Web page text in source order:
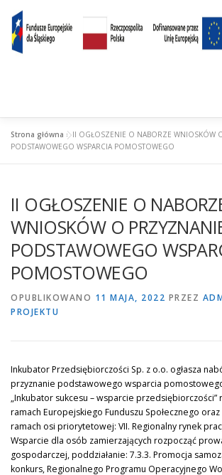
treści
treści
SIŁA KOMPETENCJI LOKALNIE
WYNAJEM PROWADZENIE
WIRTUALNE BIURO FUNDUSZ
FIRMY W INKUBATORZE O
Strona główna »II OGŁOSZENIE O NABORZE WNIOSKÓW
PODSTAWOWEGO WSPARCIA POMOSTOWEGO
II OGŁOSZENIE O
WNIOSKÓW O
PODSTAWOWEGO
POMOSTOWEGO
OPUBLIKOWANO 11 MAJA, 2022 PRZEZ
PROJEKTU
Inkubator Przedsiębiorczości Sp. z o.o. ogłasza
przyznanie podstawowego wsparcia
„Inkubator sukcesu – wsparcie
ramach Europejskiego Funduszu Społecznego
ramach osi priorytetowej: VII. Regionalny rynek
Wsparcie dla osób zamierzających rozpocząć
gospodarczej, poddziałanie: 7.3.3. Promocja
konkurs, Regionalnego Programu Operacyjnego